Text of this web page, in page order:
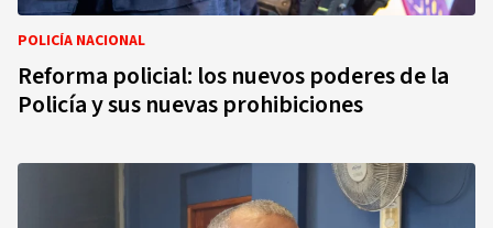
POLICÍA NACIONAL
Reforma policial: los nuevos poderes de la
Policía y sus nuevas prohibiciones